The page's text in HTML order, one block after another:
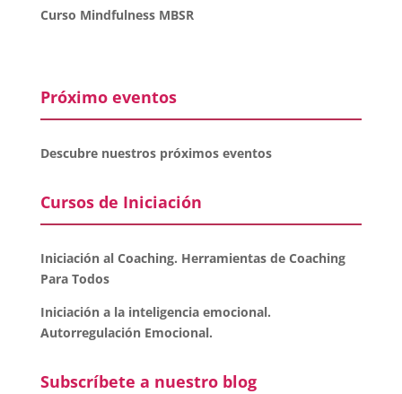
Curso Mindfulness MBSR
Próximo eventos
Descubre nuestros próximos eventos
Cursos de Iniciación
Iniciación al Coaching. Herramientas de Coaching
Para Todos
Iniciación a la inteligencia emocional.
Autorregulación Emocional.
Subscríbete a nuestro blog